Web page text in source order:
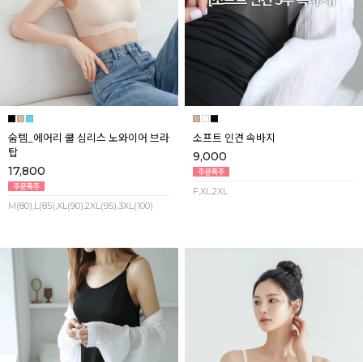
숨템_에어리 쿨 심리스 노와이어 브라
탑
17,800
M(80),L(85),XL(90),2XL(95),3XL(100)
소프트 인견 속바지
9,000
F,XL,2XL